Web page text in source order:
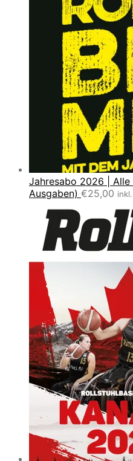
Jahresabo 2026 |
Ausgaben) €25,00